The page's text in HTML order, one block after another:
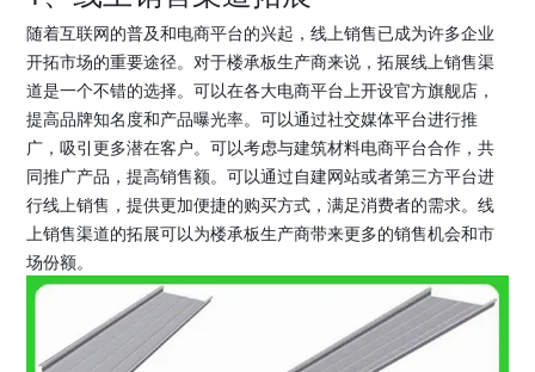
随着互联网的普及和电商平台的兴起，线上销售已成为许多企业
开拓市场的重要途径。对于楼承板生产商来说，拓展线上销售渠
道是一个不错的选择。可以在各大电商平台上开设官方旗舰店，
提高品牌知名度和产品曝光率。可以通过社交媒体平台进行推
广，吸引更多潜在客户。可以考虑与建筑材料电商平台合作，共
同推广产品，提高销售额。可以通过自建网站或者第三方平台进
行线上销售，提供更加便捷的购买方式，满足消费者的需求。线
上销售渠道的拓展可以为楼承板生产商带来更多的销售机会和市
场份额。